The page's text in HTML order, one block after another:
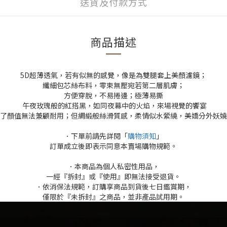
商品描述
5D超薄透氣，若有似無的感覺，像是為雙腿套上美顏濾鏡；
纖細包芯絲布料，零束無壓宛若第二層肌膚；
方便穿脫，不易捲邊；極薄易撕
午夜玫瑰般的紅搭黑，如同夜幕中的火焰，來場視覺的饗宴
顏值無法兼顧耐用；但綢緞般絲滑質感，柔情似水縈繞，美嬌分外妖嬈
．下單前請先詳閱「購物須知 」
訂單成立後即表示同意本賣場購物規範。
．本商品為個人私密性用品，
一經『拆封』或『使用』即無法接受退貨。
．依消保法規範，訂購享商品到貨後七日鑑賞期，
僅限於『未拆封』之商品，並非產品試用期。